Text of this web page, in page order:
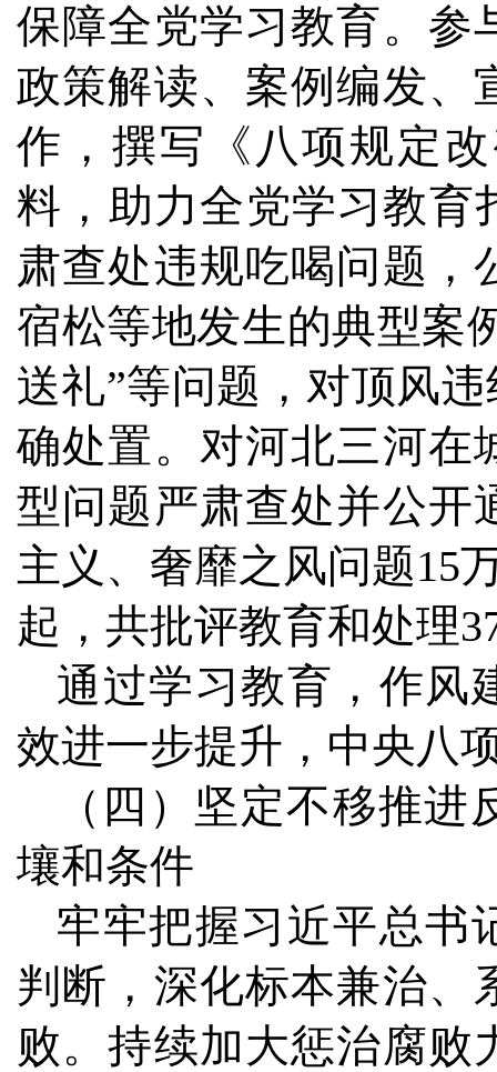
保障全党学习教育。参
政策解读、案例编发、
作，撰写《八项规定
料，助力全党学习教育
肃查处违规吃喝问题，
宿松等地发生的典型案
送礼”等问题，对顶风
确处置。对河北三河在
型问题严肃查处并公开
主义、奢靡之风问题15
起，共批评教育和处理
通过学习教育，作风
效进一步提升，中央八
（四）坚定不移推
壤和条件
牢牢把握习近平总书
判断，深化标本兼治、
败。持续加大惩治腐败